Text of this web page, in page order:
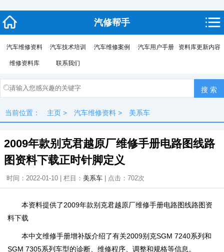
汽修帮手
汽车维修资料 汽车技术培训 汽车维修案例 汽车用户手册 资料库更新内容
维修资料库 联系我们
当前位置： 主页 > 汽车维修资料 > 美系车
2009年款别克君越原厂维修手册电路图线路
图资料下载正时针脚定义
时间：2022-01-10 | 栏目： 美系车 | 点击： 702次
本资料提供了2009年款别克君越原厂维修手册电路图线路图资
料下载
本中文维修手册增补版介绍了有关2009别克SGM 7240系列和
SGM 7305系列车型的诊断、维修程序、调整和规格等信息。